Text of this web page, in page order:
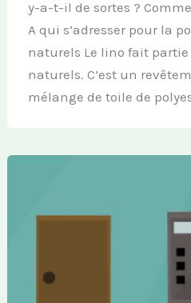
y-a-t-il de sortes ?
A qui s’adresser pour la
naturels Le lino fait partie
naturels. C’est un
mélange de toile de